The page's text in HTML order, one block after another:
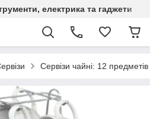
електрика та гаджети
Сервізи чайні: 12 предметів